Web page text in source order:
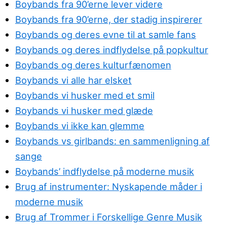
Boybands fra 90’erne lever videre
Boybands fra 90’erne, der stadig inspirerer
Boybands og deres evne til at samle fans
Boybands og deres indflydelse på popkultur
Boybands og deres kulturfænomen
Boybands vi alle har elsket
Boybands vi husker med et smil
Boybands vi husker med glæde
Boybands vi ikke kan glemme
Boybands vs girlbands: en sammenligning af
sange
Boybands’ indflydelse på moderne musik
Brug af instrumenter: Nyskapende måder i
moderne musik
Brug af Trommer i Forskellige Genre Musik